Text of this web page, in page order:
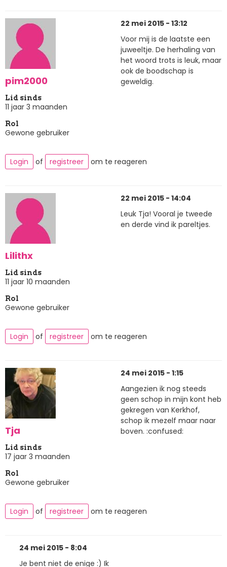
pim2000
Lid sinds
11 jaar 3 maanden
Rol
Gewone gebruiker
22 mei 2015 - 13:12
Voor mij is de laatste een
juweeltje. De herhaling van
het woord trots is leuk, maar
ook de boodschap is
geweldig.
Login of registreer om te reageren
Lilithx
Lid sinds
11 jaar 10 maanden
Rol
Gewone gebruiker
22 mei 2015 - 14:04
Leuk Tja! Vooral je tweede
en derde vind ik pareltjes.
Login of registreer om te reageren
Tja
Lid sinds
17 jaar 3 maanden
Rol
Gewone gebruiker
24 mei 2015 - 1:15
Aangezien ik nog steeds
geen schop in mijn kont heb
gekregen van Kerkhof,
schop ik mezelf maar naar
boven. :confused:
Login of registreer om te reageren
24 mei 2015 - 8:04
Je bent niet de enige :) Ik